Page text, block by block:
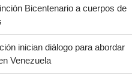
Bicentenario a cuerpos de
inician diálogo para abordar
Venezuela